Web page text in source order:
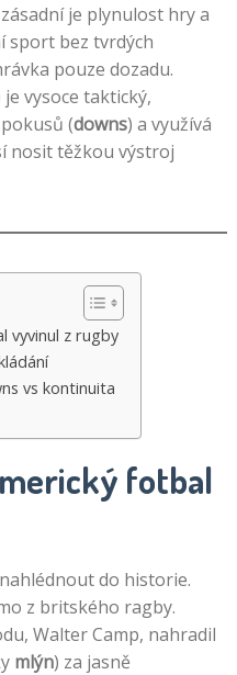
je plynulost hry a
sport bez tvrdých
pouze dozadu.
je vysoce taktický,
(downs) a využívá
nosit těžkou výstroj
vyvinul z rugby
vs kontinuita
fotbal
do historie.
z britského ragby.
Walter Camp, nahradil
mlýn) za jasně